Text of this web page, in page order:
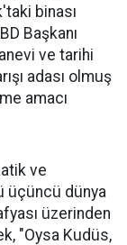
binası
Başkanı
ve tarihi
adası olmuş
amacı
ve
üçüncü dünya
üzerinden
"Oysa Kudüs,